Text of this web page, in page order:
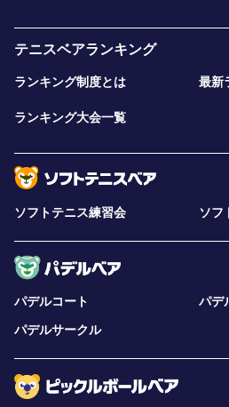
テニスベアランキング
ランキング制度とは 最新
ランキング大会一覧
ソフトテニス練習会 ソフ
パデルコート
パデ
パデルサークル